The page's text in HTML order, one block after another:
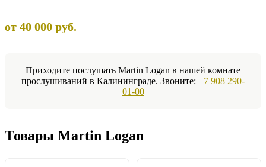
от 40 000 руб.
Приходите послушать Martin Logan в нашей комнате
прослушиваний в Калининграде. Звоните: +7 908 290-
01-00
Товары Martin Logan